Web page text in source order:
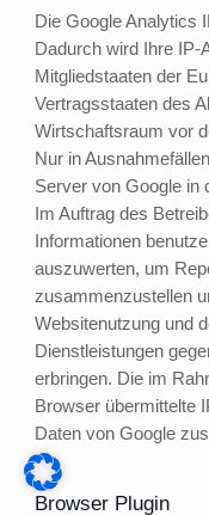
Die Google Analytics
Dadurch wird Ihre IP-
Mitgliedstaaten der
Vertragsstaaten des
Wirtschaftsraum vor
Nur in
Server von Google in
Im Auftrag des
Informationen
auszuwerten, um
zusammenzustellen
Websitenutzung und
Dienstleistungen
erbringen. Die im
Browser übermittelte
Daten von Google
Browser Plugin